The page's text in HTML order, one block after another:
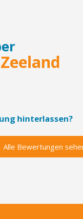
hinterlassen?
Alle Bewertungen